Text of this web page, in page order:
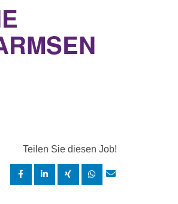
Teilen Sie diesen Job!